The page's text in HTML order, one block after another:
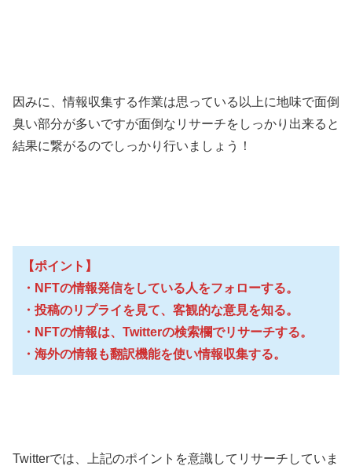
因みに、情報収集する作業は思っている以上に地味で面倒
臭い部分が多いですが面倒なリサーチをしっかり出来ると
結果に繋がるのでしっかり行いましょう！
【ポイント】
・NFTの情報発信をしている人をフォローする。
・投稿のリプライを見て、客観的な意見を知る。
・NFTの情報は、Twitterの検索欄でリサーチする。
・海外の情報も翻訳機能を使い情報収集する。
Twitterでは、上記のポイントを意識してリサーチしていま